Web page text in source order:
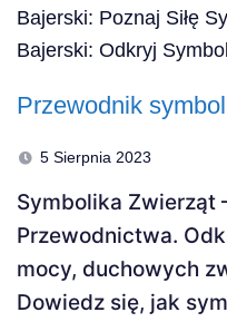
Przewodnik
5 Sierpnia 2023
Symbolika Zwierząt
Przewodnictwa.
mocy, duchowych
Dowiedz się, jak